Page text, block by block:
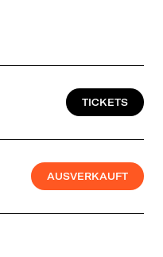
TICKETS
AUSVERKAUFT